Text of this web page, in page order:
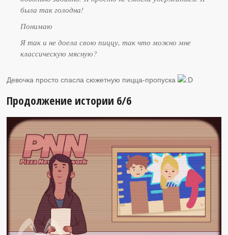
была так голодна!
Понимаю
Я так и не доела свою пиццу, так что можно мне
классическую мясную?
Девочка просто спасла сюжетную пицца-пропуска
Продолжение истории 6/6